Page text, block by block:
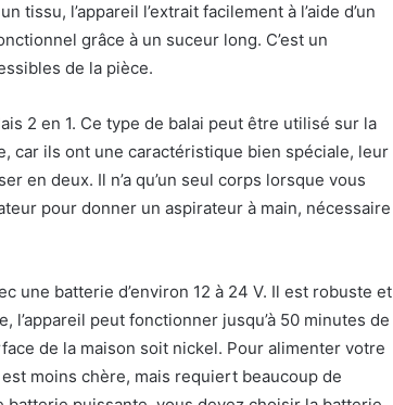
l’appareil l’extrait facilement à l’aide d’un
grâce à un suceur long. C’est un
de la pièce.
2 en 1. Ce type de balai peut être utilisé sur la
car ils ont une caractéristique bien spéciale, leur
en deux. Il n’a qu’un seul corps lorsque vous
pour donner un aspirateur à main, nécessaire
une batterie d’environ 12 à 24 V. Il est robuste et
peut fonctionner jusqu’à 50 minutes de
de la maison soit nickel. Pour alimenter votre
moins chère, mais requiert beaucoup de